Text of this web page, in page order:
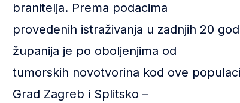
branitelja. Prema podacima
provedenih istraživanja u zadnjih 20
županija je po oboljenjima od
tumorskih novotvorina kod ove
Grad Zagreb i Splitsko –